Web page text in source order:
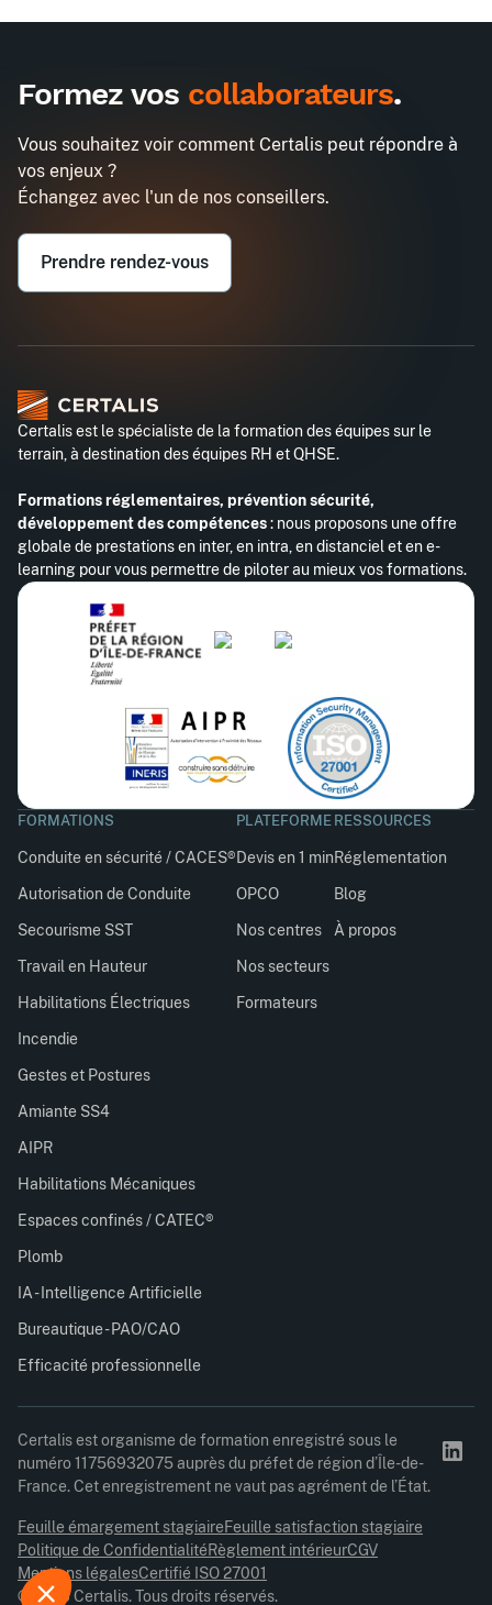
Formez vos collaborateurs.
Vous souhaitez voir comment Certalis peut répondre à
vos enjeux ?
Échangez avec l'un de nos conseillers.
Prendre rendez-vous
Certalis est le spécialiste de la formation des équipes sur le
terrain, à destination des équipes RH et QHSE.
Formations réglementaires, prévention sécurité,
développement des compétences: nous proposons une offre
globale de prestations en inter, en intra, en distanciel et en e-
learning pour vous permettre de piloter au mieux vos formations.
FORMATIONS
Conduite en sécurité / CACES®
Autorisation de Conduite
Secourisme SST
Travail en Hauteur
Habilitations Électriques
Incendie
Gestes et Postures
Amiante SS4
AIPR
Habilitations Mécaniques
Espaces confinés / CATEC®
Plomb
IA - Intelligence Artificielle
Bureautique - PAO/CAO
Efficacité professionnelle
PLATEFORME
Devis en 1 min
OPCO
Nos centres
Nos secteurs
Formateurs
RESSOURCES
Réglementation
Blog
À propos
Certalis est organisme de formation enregistré sous le
numéro 11756932075 auprès du préfet de région d’Île-de-
France. Cet enregistrement ne vaut pas agrément de l’État.
© 2026 Certalis. Tous droits réservés.
Feuille émargement stagiaireFeuille satisfaction stagiaire
Politique de ConfidentialitéRèglement intérieurCGV
Mentions légalesCertifié ISO 27001